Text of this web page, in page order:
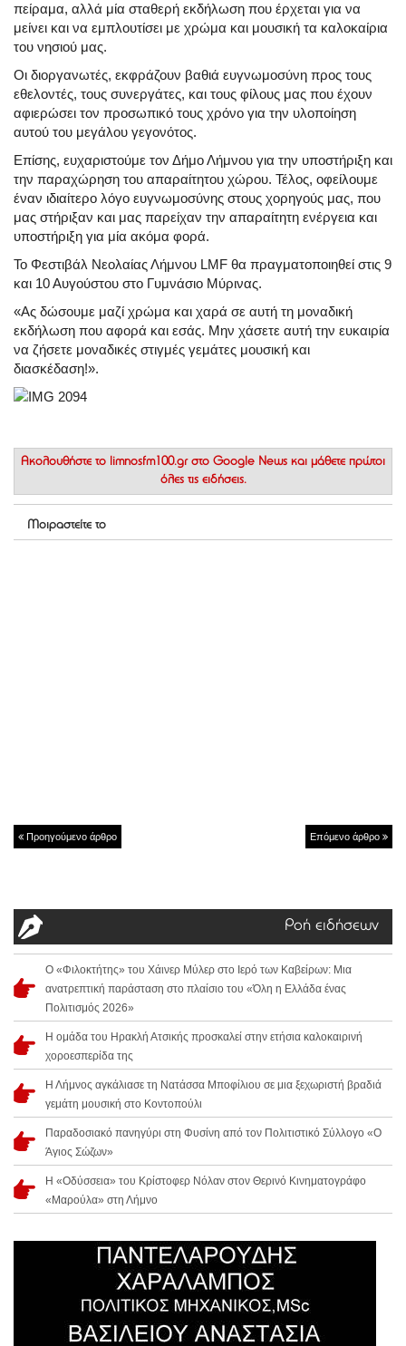
πείραμα, αλλά μία σταθερή εκδήλωση που έρχεται για να
μείνει και να εμπλουτίσει με χρώμα και μουσική τα καλοκαίρια
του νησιού μας.
Οι διοργανωτές, εκφράζουν βαθιά ευγνωμοσύνη προς τους
εθελοντές, τους συνεργάτες, και τους φίλους μας που έχουν
αφιερώσει τον προσωπικό τους χρόνο για την υλοποίηση
αυτού του μεγάλου γεγονότος.
Επίσης, ευχαριστούμε τον Δήμο Λήμνου για την υποστήριξη και
την παραχώρηση του απαραίτητου χώρου. Τέλος, οφείλουμε
έναν ιδιαίτερο λόγο ευγνωμοσύνης στους χορηγούς μας, που
μας στήριξαν και μας παρείχαν την απαραίτητη ενέργεια και
υποστήριξη για μία ακόμα φορά.
Το Φεστιβάλ Νεολαίας Λήμνου LMF θα πραγματοποιηθεί στις 9
και 10 Αυγούστου στο Γυμνάσιο Μύρινας.
«Ας δώσουμε μαζί χρώμα και χαρά σε αυτή τη μοναδική
εκδήλωση που αφορά και εσάς. Μην χάσετε αυτή την ευκαιρία
να ζήσετε μοναδικές στιγμές γεμάτες μουσική και
διασκέδαση!».
Ακολουθήστε το limnosfm100.gr στο Google News και μάθετε πρώτοι
όλες τις ειδήσεις.
Μοιραστείτε το
Προηγούμενο άρθρο Επόμενο άρθρο
Ροή ειδήσεων
Ο «Φιλοκτήτης» του Χάινερ Μύλερ στο Ιερό των Καβείρων: Μια
ανατρεπτική παράσταση στο πλαίσιο του «Όλη η Ελλάδα ένας
Πολιτισμός 2026»
Η ομάδα του Ηρακλή Ατσικής προσκαλεί στην ετήσια καλοκαιρινή
χοροεσπερίδα της
Η Λήμνος αγκάλιασε τη Νατάσσα Μποφίλιου σε μια ξεχωριστή βραδιά
γεμάτη μουσική στο Κοντοπούλι
Παραδοσιακό πανηγύρι στη Φυσίνη από τον Πολιτιστικό Σύλλογο «Ο
Άγιος Σώζων»
Η «Οδύσσεια» του Κρίστοφερ Νόλαν στον Θερινό Κινηματογράφο
«Μαρούλα» στη Λήμνο